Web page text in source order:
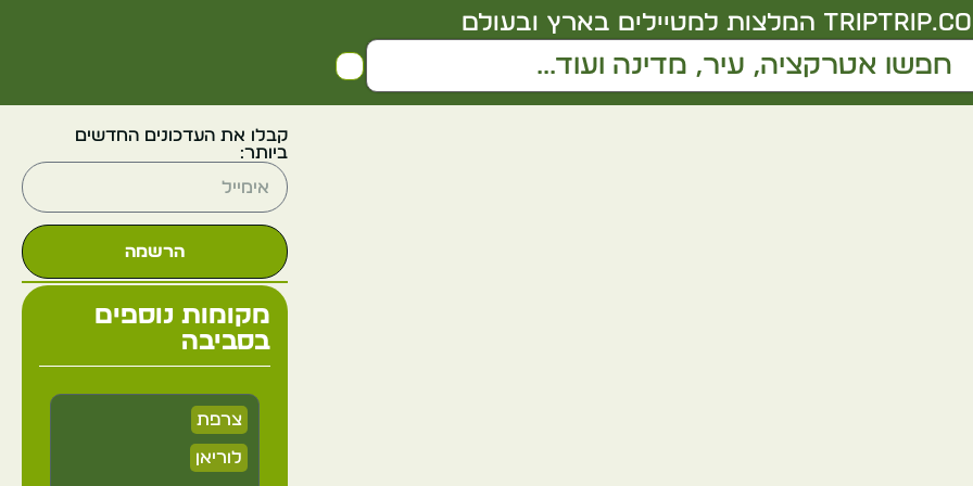
המלצות למטיילים בארץ ובעולם
קבלו את העדכונים החדשים
ביותר:
הרשמה
מקומות נוספים
בסביבה
צרפת
לוריאן